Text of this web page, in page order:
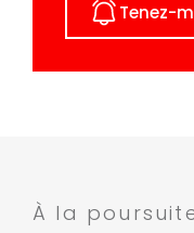
Tenez-
À la